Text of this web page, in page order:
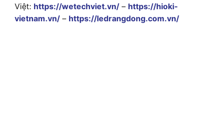
Việt: https://wetechviet.vn/ – https://hioki-
vietnam.vn/ – https://ledrangdong.com.vn/